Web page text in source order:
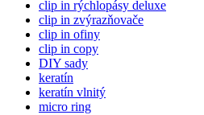
clip in rýchlopásy deluxe
clip in zvýrazňovače
clip in ofiny
clip in copy
DIY sady
keratín
keratín vlnitý
micro ring